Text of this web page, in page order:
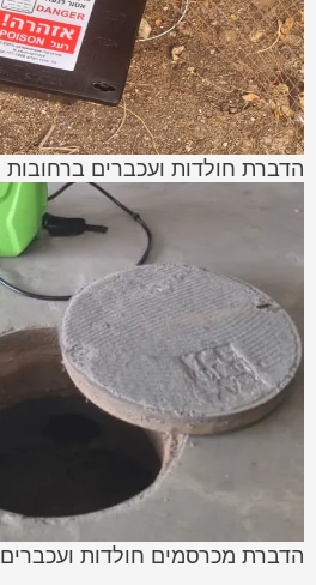
הדברת חולדות ועכברים ברחובות
הדברת מכרסמים חולדות ועכברים